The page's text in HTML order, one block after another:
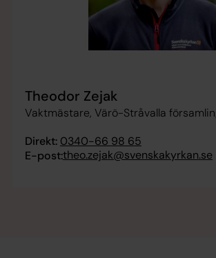
Theodor Zejak
Vaktmästare, Värö-Stråvalla
Direkt: 0340-66 98 65
E-post:theo.zejak@svenskakyrkan.se